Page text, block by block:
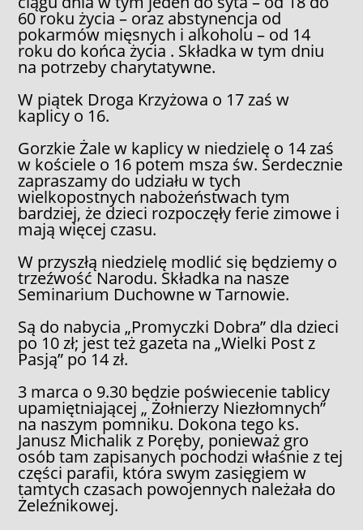
60 roku życia – oraz abstynencja od
pokarmów mięsnych i alkoholu – od 14
roku do końca życia . Składka w tym dniu
na potrzeby charytatywne.
W piątek Droga Krzyżowa o 17 zaś w
kaplicy o 16.
Gorzkie Żale w kaplicy w niedzielę o 14 zaś
w kościele o 16 potem msza św. Serdecznie
zapraszamy do udziału w tych
wielkopostnych nabożeństwach tym
bardziej, że dzieci rozpoczęły ferie zimowe i
mają więcej czasu.
W przyszłą niedzielę modlić się będziemy o
trzeźwość Narodu. Składka na nasze
Seminarium Duchowne w Tarnowie.
Są do nabycia „Promyczki Dobra” dla dzieci
po 10 zł; jest też gazeta na „Wielki Post z
Pasją” po 14 zł.
3 marca o 9.30 będzie poświecenie tablicy
upamiętniającej „ Żołnierzy Niezłomnych”
na naszym pomniku. Dokona tego ks.
Janusz Michalik z Poręby, ponieważ gro
osób tam zapisanych pochodzi właśnie z tej
części parafii, która swym zasięgiem w
tamtych czasach powojennych należała do
Żeleźnikowej.